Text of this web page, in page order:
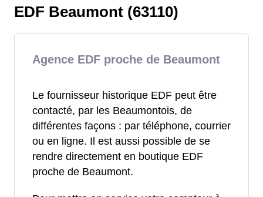
EDF Beaumont (63110)
Agence EDF proche de Beaumont
Le fournisseur historique EDF peut être
contacté, par les Beaumontois, de
différentes façons : par téléphone, courrier
ou en ligne. Il est aussi possible de se
rendre directement en boutique EDF
proche de Beaumont.